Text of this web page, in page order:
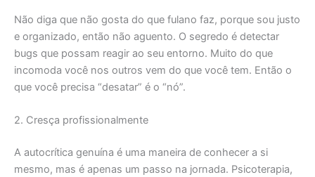
Não diga que não gosta do que fulano faz, porque sou justo
e organizado, então não aguento. O segredo é detectar
bugs que possam reagir ao seu entorno. Muito do que
incomoda você nos outros vem do que você tem. Então o
que você precisa “desatar” é o “nó”.
2. Cresça profissionalmente
A autocrítica genuína é uma maneira de conhecer a si
mesmo, mas é apenas um passo na jornada. Psicoterapia,